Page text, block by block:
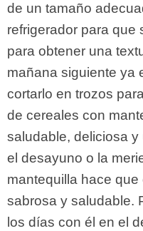
de un tamaño
refrigerador para que
para obtener una
mañana siguiente ya
cortarlo en trozos
de cereales con
saludable, deliciosa
el desayuno o la
mantequilla hace
sabrosa y saludable.
los días con él en el